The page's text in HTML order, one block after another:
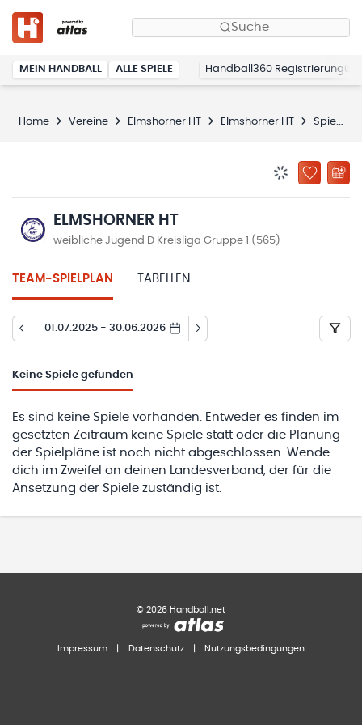
Suche
MEIN HANDBALL ALLE SPIELE Handball360 Registrierung
Home Vereine Elmshorner HT Elmshorner HT Spielplan
ZU
ELMSHORNER HT
weibliche Jugend D Kreisliga Gruppe 1 (565)
TEAM-SPIELPLAN TABELLEN
01.07.2025 - 30.06.2026
Keine Spiele gefunden
Es sind keine Spiele vorhanden. Entweder es finden im
gesetzten Zeitraum keine Spiele statt oder die Planung
der Spielpläne ist noch nicht abgeschlossen. Wende
dich im Zweifel an deinen Landesverband, der für die
Ansetzung der Spiele zuständig ist.
© 2026 Handball.net
Impressum Datenschutz Nutzungsbedingungen